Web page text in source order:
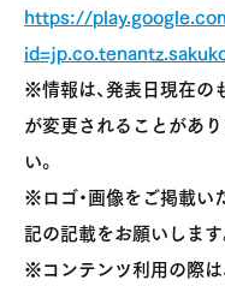
https://
※情報は、発表日現在の
が変更されることがあ
い。
※ロゴ・画像をご掲載い
記の記載をお願いします
※コンテンツ利用の際は